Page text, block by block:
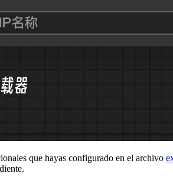
que hayas configurado en el archivo